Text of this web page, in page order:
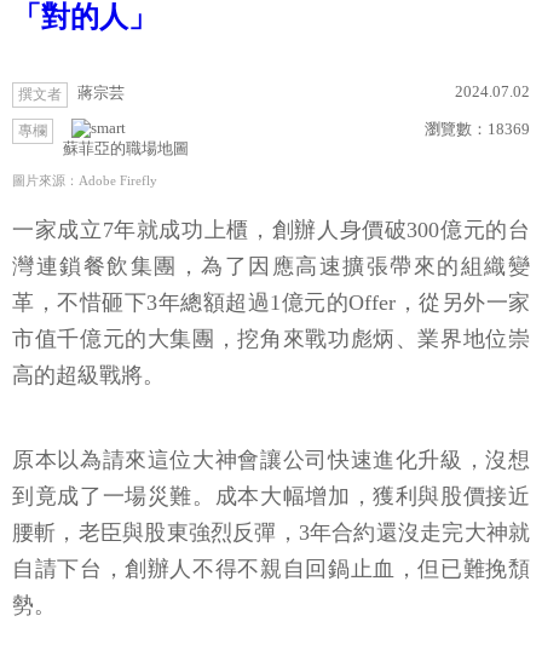
「對的人」
撰文者 蔣宗芸 2024.07.02
專欄
蘇菲亞的職場地圖
瀏覽數： 18369
圖片來源：Adobe Firefly
一家成立7年就成功上櫃，創辦人身價破300億元的台
灣連鎖餐飲集團，為了因應高速擴張帶來的組織變
革，不惜砸下3年總額超過1億元的Offer，從另外一家
市值千億元的大集團，挖角來戰功彪炳、業界地位崇
高的超級戰將。
原本以為請來這位大神會讓公司快速進化升級，沒想
到竟成了一場災難。成本大幅增加，獲利與股價接近
腰斬，老臣與股東強烈反彈，3年合約還沒走完大神就
自請下台，創辦人不得不親自回鍋止血，但已難挽頹
勢。